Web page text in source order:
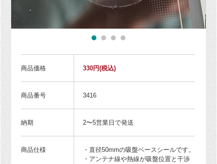
商品価格 330円(税込)
商品番号 3416
納期 2〜5営業日で発送
商品仕様
・直径50mmの吸盤ベースシールです。
・アンテナ線や熱線が吸盤位置と干渉